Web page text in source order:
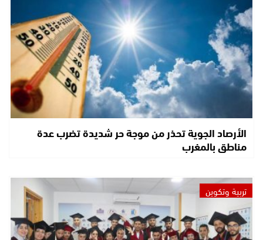
الأرصاد الجوية تحذر من موجة حر شديدة تضرب عدة
مناطق بالمغرب
تربية وتكوين